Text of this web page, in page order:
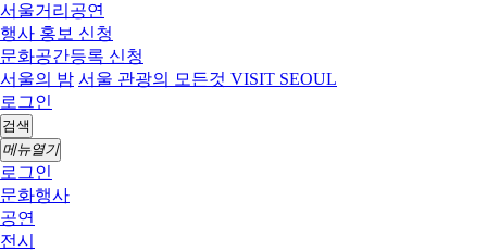
서울거리공연
행사 홍보 신청
문화공간등록 신청
서울의 밤 서울 관광의 모든것 VISIT SEOUL
로그인
검색
메뉴열기
로그인
문화행사
공연
전시